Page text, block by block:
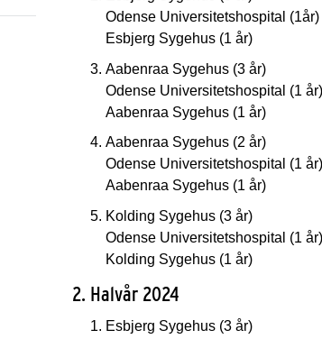
Odense Universitetshospital (1år)
Esbjerg Sygehus (1 år)
Aabenraa Sygehus (3 år)
Odense Universitetshospital (1 år)
Aabenraa Sygehus (1 år)
Aabenraa Sygehus (2 år)
Odense Universitetshospital (1 år)
Aabenraa Sygehus (1 år)
Kolding Sygehus (3 år)
Odense Universitetshospital (1 år)
Kolding Sygehus (1 år)
2. Halvår 2024
Esbjerg Sygehus (3 år)